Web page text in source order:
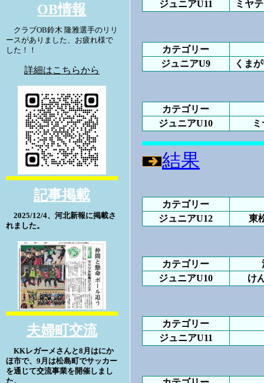
OB情報
クラブOB鈴木 隆雅選手のリリ
ースがありました、お疲れ様で
した！！
詳細はこちらから
記事掲載
2025/12/4、河北新報に掲載さ
れました。
夫婦町交流
KKレガーメさんと8月はにか
ほ市で、9月は松島町でサッカー
を通じて交流事業を開催しまし
た。
ジュニアU11
ミヤ
カテゴリー
ジュニアU9
くま
カテゴリー
ジュニアU10
結果
カテゴリー
ジュニアU12
東
カテゴリー
ジュニアU10
け
カテゴリー
ジュニアU11